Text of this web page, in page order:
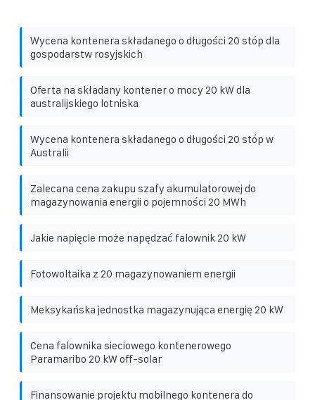
Wycena kontenera składanego o długości 20 stóp dla
gospodarstw rosyjskich
Oferta na składany kontener o mocy 20 kW dla
australijskiego lotniska
Wycena kontenera składanego o długości 20 stóp w
Australii
Zalecana cena zakupu szafy akumulatorowej do
magazynowania energii o pojemności 20 MWh
Jakie napięcie może napędzać falownik 20 kW
Fotowoltaika z 20 magazynowaniem energii
Meksykańska jednostka magazynująca energię 20 kW
Cena falownika sieciowego kontenerowego
Paramaribo 20 kW off-solar
Finansowanie projektu mobilnego kontenera do